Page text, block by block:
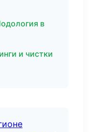
в
и чистки